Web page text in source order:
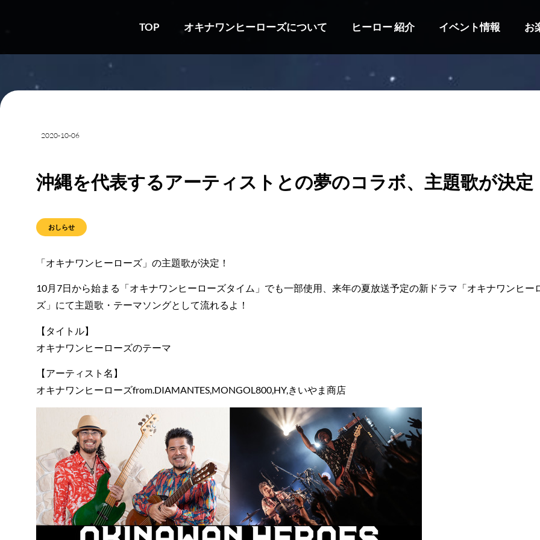
TOP オキナワンヒーローズについて ヒーロー 紹介 イベント情報 お
2020-10-06
沖縄を代表するアーティストとの夢のコラボ、主題歌が決定
おしらせ
「オキナワンヒーローズ」の主題歌が決定！
10月7日から始まる「オキナワンヒーローズタイム」でも一部使用、来年の夏放送予定の新ドラマ「オキナワンヒー
ズ」にて主題歌・テーマソングとして流れるよ！
【タイトル】
オキナワンヒーローズのテーマ
【アーティスト名】
オキナワンヒーローズfrom.DIAMANTES,MONGOL800,HY,きいやま商店